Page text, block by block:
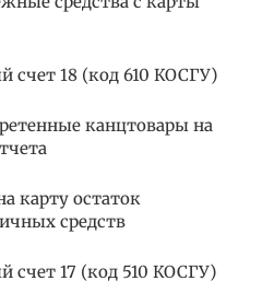
счет 18 (код 610 КОСГУ)
канцтовары на
карту остаток
средств
счет 17 (код 510 КОСГУ)